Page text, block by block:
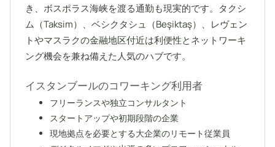
き、ボスポラス海峡を渡る通勤も現実的です。タクシ
ム（Taksim）、ベシクタシュ（Beşiktaş）、レヴェン
トやマスラクの金融地区付近は利便性とネットワーキ
ング機会を兼ね備えた人気のハブです。
イスタンブールのコワーキング利用者
フリーランスや独立コンサルタント
スタートアップや初期段階の企業
現地拠点を必要とする大企業のリモート従業員